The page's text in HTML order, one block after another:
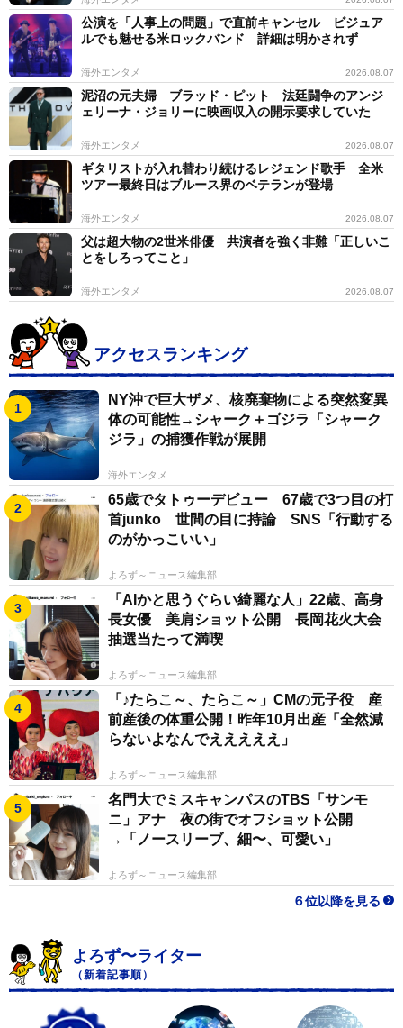
公演を「人事上の問題」で直前キャンセル ビジュア
ルでも魅せる米ロックバンド 詳細は明かされず
海外エンタメ 2026.08.07
泥沼の元夫婦 ブラッド・ピット 法廷闘争のアンジ
ェリーナ・ジョリーに映画収入の開示要求していた
海外エンタメ 2026.08.07
ギタリストが入れ替わり続けるレジェンド歌手 全米
ツアー最終日はブルース界のベテランが登場
海外エンタメ 2026.08.07
父は超大物の2世米俳優 共演者を強く非難「正しいこ
とをしろってこと」
海外エンタメ 2026.08.07
アクセスランキング
NY沖で巨大ザメ、核廃棄物による突然変異
体の可能性→シャーク＋ゴジラ「シャーク
ジラ」の捕獲作戦が展開
海外エンタメ
65歳でタトゥーデビュー 67歳で3つ目の打
首junko 世間の目に持論 SNS「行動する
のがかっこいい」
よろず～ニュース編集部
「AIかと思うぐらい綺麗な人」22歳、高身
長女優 美肩ショット公開 長岡花火大会
抽選当たって満喫
よろず～ニュース編集部
「♪たらこ～、たらこ～」CMの元子役 産
前産後の体重公開！昨年10月出産「全然減
らないよなんでえええええ」
よろず～ニュース編集部
名門大でミスキャンパスのTBS「サンモ
ニ」アナ 夜の街でオフショット公開
→「ノースリーブ、細〜、可愛い」
よろず～ニュース編集部
６位以降を見る
よろず〜ライター
（新着記事順）